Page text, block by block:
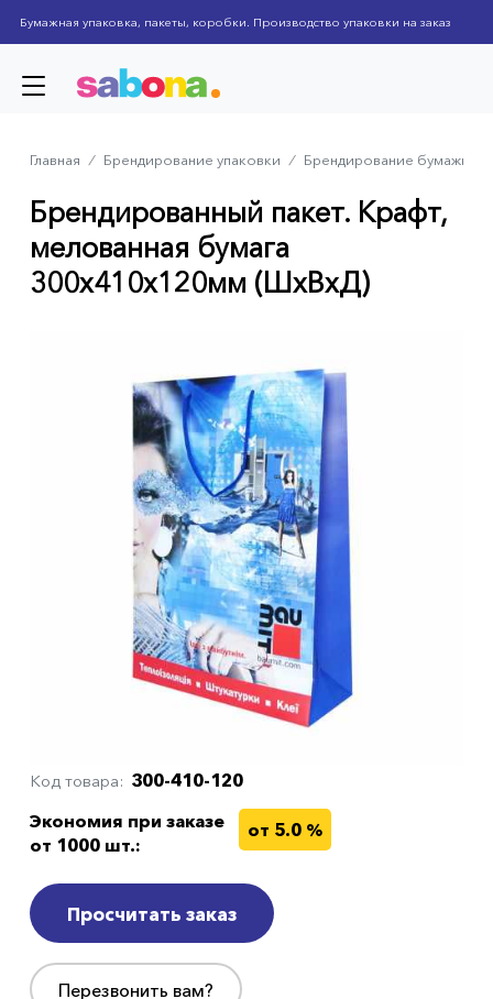
content
Бумажная упаковка, пакеты, коробки. Производство упаковки на заказ
Главная ⁄ Брендирование упаковки ⁄ Брендирование бумажных
Брендированный пакет. Крафт,
мелованная бумага
300x410x120мм (ШхВхД)
Код товара
300-410-120
Экономия при заказе
от 1000 шт.:
от 5.0 %
Просчитать заказ
Перезвонить вам?